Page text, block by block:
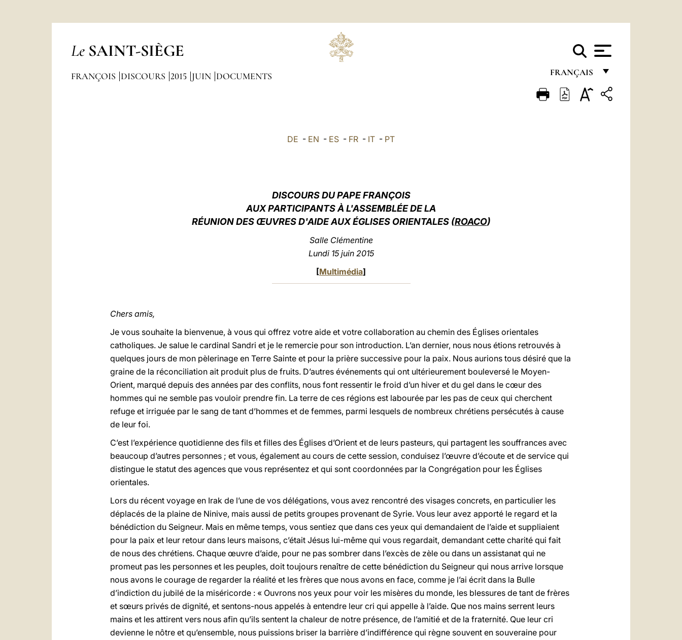
Le SAINT-SIÈGE
FRANÇAIS
FRANÇAIS
FRANÇOIS DISCOURS 2015 JUIN DOCUMENTS
DE - EN - ES - FR - IT - PT
DISCOURS DU PAPE FRANÇOIS
AUX PARTICIPANTS À L'ASSEMBLÉE DE LA
RÉUNION DES ŒUVRES D'AIDE AUX ÉGLISES ORIENTALES (ROACO)
Salle Clémentine
Lundi 15 juin 2015
[Multimédia]
Chers amis,
Je vous souhaite la bienvenue, à vous qui offrez votre aide et votre collaboration au chemin des Églises orientales
catholiques. Je salue le cardinal Sandri et je le remercie pour son introduction. L’an dernier, nous nous étions retrouvés à
quelques jours de mon pèlerinage en Terre Sainte et pour la prière successive pour la paix. Nous aurions tous désiré que la
graine de la réconciliation ait produit plus de fruits. D’autres événements qui ont ultérieurement bouleversé le Moyen-
Orient, marqué depuis des années par des conflits, nous font ressentir le froid d’un hiver et du gel dans le cœur des
hommes qui ne semble pas vouloir prendre fin. La terre de ces régions est labourée par les pas de ceux qui cherchent
refuge et irriguée par le sang de tant d’hommes et de femmes, parmi lesquels de nombreux chrétiens persécutés à cause
de leur foi.
C’est l’expérience quotidienne des fils et filles des Églises d’Orient et de leurs pasteurs, qui partagent les souffrances avec
beaucoup d’autres personnes ; et vous, également au cours de cette session, conduisez l’œuvre d’écoute et de service qui
distingue le statut des agences que vous représentez et qui sont coordonnées par la Congrégation pour les Églises
orientales.
Lors du récent voyage en Irak de l’une de vos délégations, vous avez rencontré des visages concrets, en particulier les
déplacés de la plaine de Ninive, mais aussi de petits groupes provenant de Syrie. Vous leur avez apporté le regard et la
bénédiction du Seigneur. Mais en même temps, vous sentiez que dans ces yeux qui demandaient de l’aide et suppliaient
pour la paix et leur retour dans leurs maisons, c’était Jésus lui-même qui vous regardait, demandant cette charité qui fait
de nous des chrétiens. Chaque œuvre d’aide, pour ne pas sombrer dans l’excès de zèle ou dans un assistanat qui ne
promeut pas les personnes et les peuples, doit toujours renaître de cette bénédiction du Seigneur qui nous arrive lorsque
nous avons le courage de regarder la réalité et les frères que nous avons en face, comme je l’ai écrit dans la Bulle
d’indiction du jubilé de la miséricorde : « Ouvrons nos yeux pour voir les misères du monde, les blessures de tant de frères
et sœurs privés de dignité, et sentons-nous appelés à entendre leur cri qui appelle à l’aide. Que nos mains serrent leurs
mains et les attirent vers nous afin qu’ils sentent la chaleur de notre présence, de l’amitié et de la fraternité. Que leur cri
devienne le nôtre et qu’ensemble, nous puissions briser la barrière d’indifférence qui règne souvent en souveraine pour